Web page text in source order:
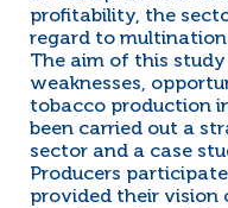
profitability, the
regard to
The aim of this
weaknesses,
tobacco production
been carried out a
sector and a case
Producers
provided their